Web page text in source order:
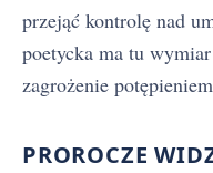
przejąć kontrolę nad
poetycka ma tu
zagrożenie
PROROCZE